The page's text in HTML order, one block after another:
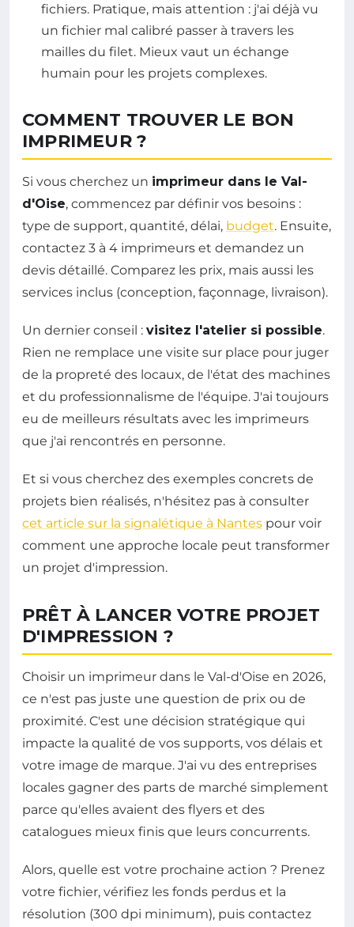
fichiers. Pratique, mais attention : j'ai déjà vu
un fichier mal calibré passer à travers les
mailles du filet. Mieux vaut un échange
humain pour les projets complexes.
COMMENT TROUVER LE BON
IMPRIMEUR ?
Si vous cherchez un imprimeur dans le Val-
d'Oise, commencez par définir vos besoins :
type de support, quantité, délai, budget. Ensuite,
contactez 3 à 4 imprimeurs et demandez un
devis détaillé. Comparez les prix, mais aussi les
services inclus (conception, façonnage, livraison).
Un dernier conseil : visitez l'atelier si possible.
Rien ne remplace une visite sur place pour juger
de la propreté des locaux, de l'état des machines
et du professionnalisme de l'équipe. J'ai toujours
eu de meilleurs résultats avec les imprimeurs
que j'ai rencontrés en personne.
Et si vous cherchez des exemples concrets de
projets bien réalisés, n'hésitez pas à consulter
cet article sur la signalétique à Nantes pour voir
comment une approche locale peut transformer
un projet d'impression.
PRÊT À LANCER VOTRE PROJET
D'IMPRESSION ?
Choisir un imprimeur dans le Val-d'Oise en 2026,
ce n'est pas juste une question de prix ou de
proximité. C'est une décision stratégique qui
impacte la qualité de vos supports, vos délais et
votre image de marque. J'ai vu des entreprises
locales gagner des parts de marché simplement
parce qu'elles avaient des flyers et des
catalogues mieux finis que leurs concurrents.
Alors, quelle est votre prochaine action ? Prenez
votre fichier, vérifiez les fonds perdus et la
résolution (300 dpi minimum), puis contactez